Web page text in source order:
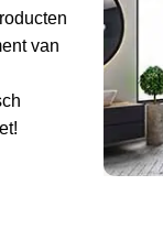
van